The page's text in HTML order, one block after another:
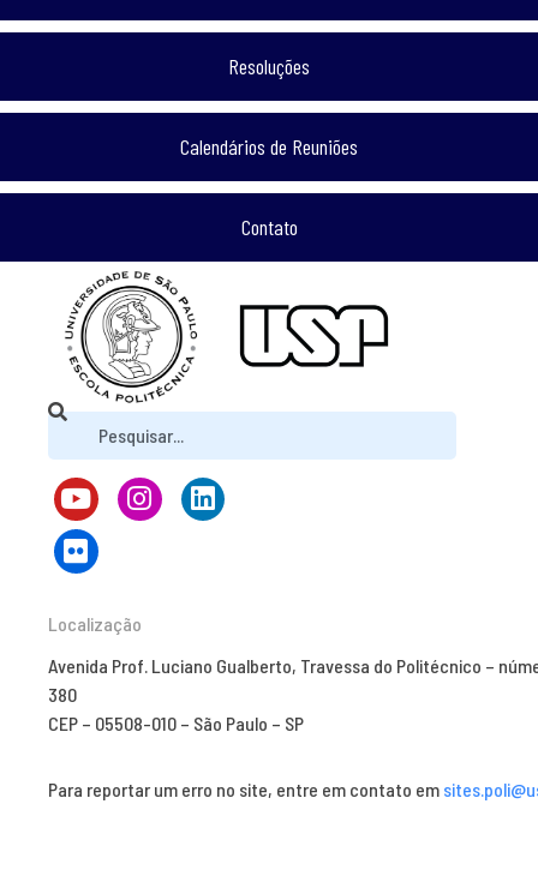
Resoluções
Calendários de Reuniões
Contato
Localização
Avenida Prof. Luciano Gualberto, Travessa do Politécnico –
380
CEP – 05508-010 – São Paulo – SP
Para reportar um erro no site, entre em contato em